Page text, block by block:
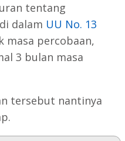
tentang
dalam UU No. 13
masa percobaan,
3 bulan masa
tersebut nantinya